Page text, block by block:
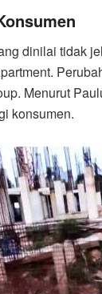
dinilai tidak
Menurut
konsumen.